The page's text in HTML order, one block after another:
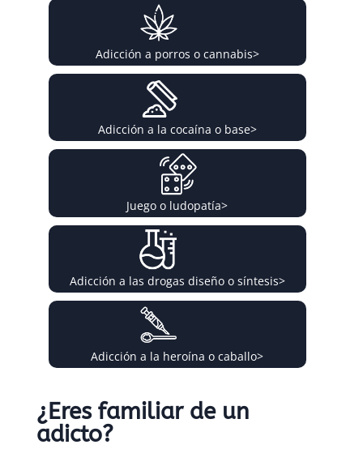
Adicción a porros o cannabis>
Adicción a la cocaína o base>
Juego o ludopatía>
Adicción a las drogas diseño o síntesis>
Adicción a la heroína o caballo>
¿Eres familiar de un
adicto?